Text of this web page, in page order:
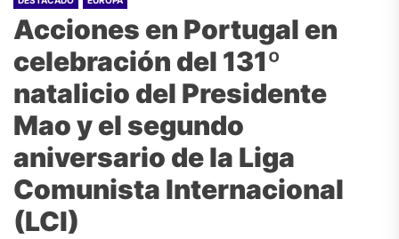
Acciones en Portugal en
celebración del 131º
natalicio del Presidente
Mao y el segundo
aniversario de la Liga
Comunista Internacional
(LCI)